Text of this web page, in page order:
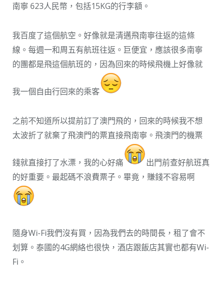
南寧 623人民幣，包括15KG的行李額。
我百度了這個航空。好像就是清邁飛南寧往返的這條
線。每週一和周五有航班往返。巨便宜，應該很多南寧
的團都是飛這個航班的，因為回來的時候飛機上好像就
我一個自由行回來的乘客
之前不知道所以提前訂了澳門飛的，回來的時候我不想
太波折了就棄了飛澳門的票直接飛南寧。飛澳門的機票
錢就直接打了水漂，我的心好痛
出門前查好航班真
的好重要。最起碼不浪費票子。畢竟，賺錢不容易啊
隨身Wi-Fi我們沒有買，因為我們去的時間長，租了會不
划算。泰國的4G網絡也很快，酒店跟飯店其實也都有Wi-
Fi。